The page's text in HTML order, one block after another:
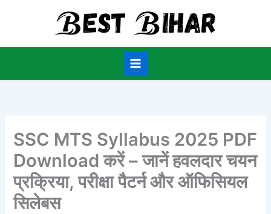
SSC MTS Syllabus 2025 PDF
Download करें – जानें हवलदार चयन
प्रक्रिया, परीक्षा पैटर्न और ऑफिसियल
सिलेबस